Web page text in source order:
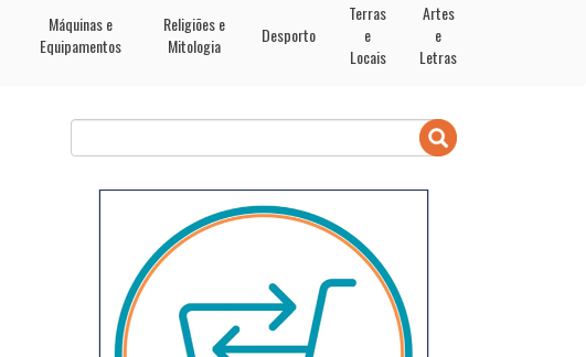
Máquinas e
Equipamentos
Religiões e
Mitologia
Desporto
Terras
e
Locais
Artes
e
Letras